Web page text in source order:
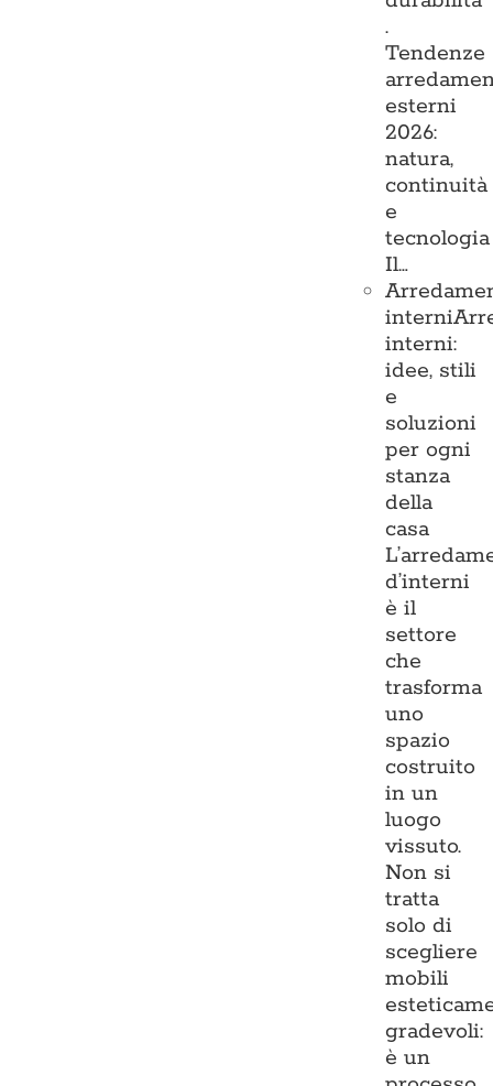
.
Tendenze
esterni
2026:
natura,
continuità
e
tecnologia
Il…
interni
interni:
idee, stili
e
soluzioni
per ogni
stanza
della
casa
d’interni
è il
settore
che
trasforma
uno
spazio
costruito
in un
luogo
vissuto.
Non si
tratta
solo di
scegliere
mobili
gradevoli:
è un